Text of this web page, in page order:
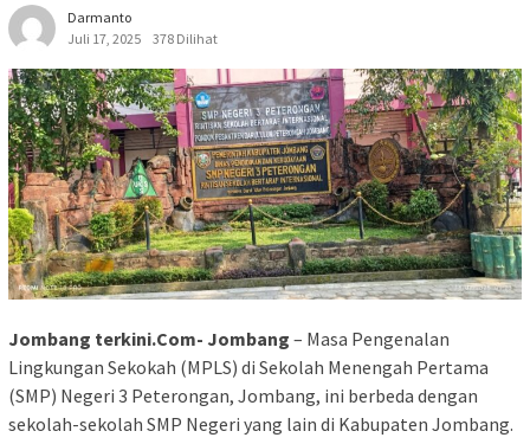
Darmanto
Juli 17, 2025
378 Dilihat
Jombang terkini.Com- Jombang – Masa Pengenalan
Lingkungan Sekokah (MPLS) di Sekolah Menengah Pertama
(SMP) Negeri 3 Peterongan, Jombang, ini berbeda dengan
sekolah-sekolah SMP Negeri yang lain di Kabupaten Jombang.